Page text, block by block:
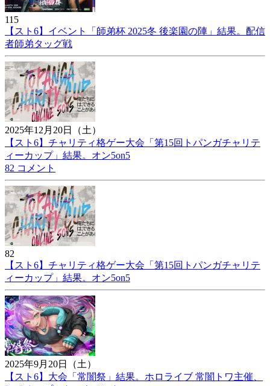
115
【スト6】イベント「師弟杯 2025冬 後楽園の陣」結果。配信
者師弟タッグ戦
2025年12月20日（土）
【スト6】チャリティ格ゲー大会「第15回トパンガチャリテ
ィーカップ」結果。オン5on5
82 コメント
82
【スト6】チャリティ格ゲー大会「第15回トパンガチャリテ
ィーカップ」結果。オン5on5
2025年9月20日（土）
【スト6】大会「常闇祭」結果。ホロライブ 常闇トワ主催、